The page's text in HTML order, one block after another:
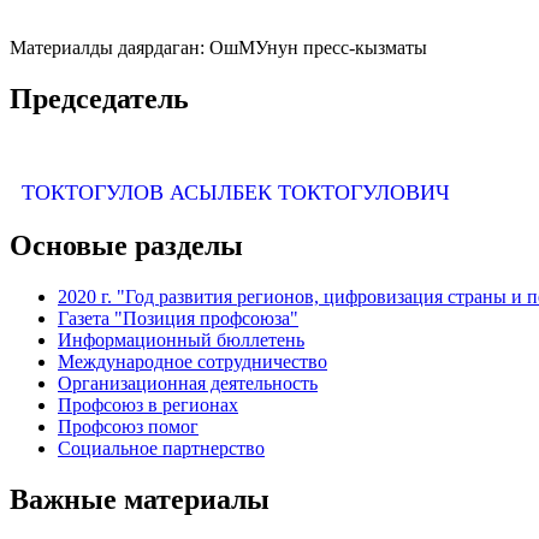
Материалды даярдаган: ОшМУнун пресс-кызматы
Председатель
Основые разделы
2020 г. "Год развития регионов, цифровизация страны и
Газета "Позиция профсоюза"
Информационный бюллетень
Международное сотрудничество
Организационная деятельность
Профсоюз в регионах
Профсоюз помог
Важные материалы